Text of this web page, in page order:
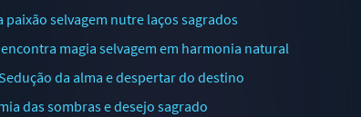
selvagem nutre laços sagrados
magia selvagem em harmonia natural
da alma e despertar do destino
das sombras e desejo sagrado